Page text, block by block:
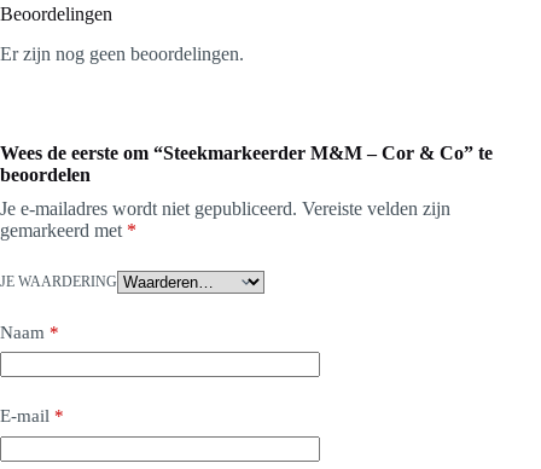
Beoordelingen
Er zijn nog geen beoordelingen.
Wees de eerste om “Steekmarkeerder M&M – Cor & Co” te
beoordelen
Je e-mailadres wordt niet gepubliceerd. Vereiste velden zijn
gemarkeerd met *
JE WAARDERING
Naam *
E-mail *